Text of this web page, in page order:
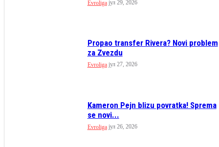
Evroliga јул 29, 2026
Propao transfer Rivera? Novi problem
za Zvezdu
Evroliga јул 27, 2026
Kameron Pejn blizu povratka! Sprema
se novi...
Evroliga јул 26, 2026